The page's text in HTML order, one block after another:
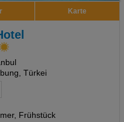
Karte
Türkei
Frühstück